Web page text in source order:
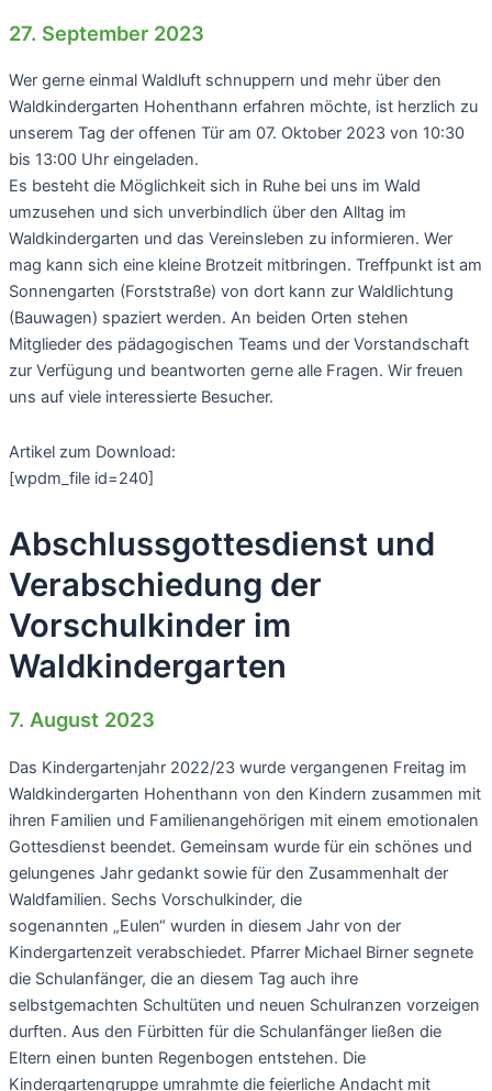
27. September 2023
Wer gerne einmal Waldluft schnuppern und mehr über den
Waldkindergarten Hohenthann erfahren möchte, ist herzlich zu
unserem Tag der offenen Tür am 07. Oktober 2023 von 10:30
bis 13:00 Uhr eingeladen.
Es besteht die Möglichkeit sich in Ruhe bei uns im Wald
umzusehen und sich unverbindlich über den Alltag im
Waldkindergarten und das Vereinsleben zu informieren. Wer
mag kann sich eine kleine Brotzeit mitbringen. Treffpunkt ist am
Sonnengarten (Forststraße) von dort kann zur Waldlichtung
(Bauwagen) spaziert werden. An beiden Orten stehen
Mitglieder des pädagogischen Teams und der Vorstandschaft
zur Verfügung und beantworten gerne alle Fragen. Wir freuen
uns auf viele interessierte Besucher.
Artikel zum Download:
[wpdm_file id=240]
Abschlussgottesdienst und
Verabschiedung der
Vorschulkinder im
Waldkindergarten
7. August 2023
Das Kindergartenjahr 2022/23 wurde vergangenen Freitag im
Waldkindergarten Hohenthann von den Kindern zusammen mit
ihren Familien und Familienangehörigen mit einem emotionalen
Gottesdienst beendet. Gemeinsam wurde für ein schönes und
gelungenes Jahr gedankt sowie für den Zusammenhalt der
Waldfamilien. Sechs Vorschulkinder, die
sogenannten „Eulen“ wurden in diesem Jahr von der
Kindergartenzeit verabschiedet. Pfarrer Michael Birner segnete
die Schulanfänger, die an diesem Tag auch ihre
selbstgemachten Schultüten und neuen Schulranzen vorzeigen
durften. Aus den Fürbitten für die Schulanfänger ließen die
Eltern einen bunten Regenbogen entstehen. Die
Kindergartengruppe umrahmte die feierliche Andacht mit